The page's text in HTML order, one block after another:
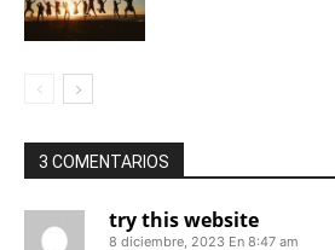
3 COMENTARIOS
try this website
8 diciembre, 2023 En 8:47 am